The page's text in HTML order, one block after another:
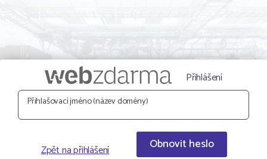
Přihlášení
Přihlašovací jméno (název domény)
Zpět na přihlášení Obnovit heslo